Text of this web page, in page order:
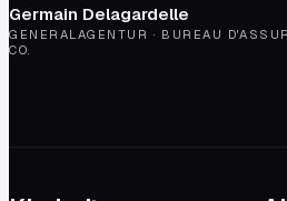
Germain Delagardelle
GENERALAGENTUR · BUREAU
CO.